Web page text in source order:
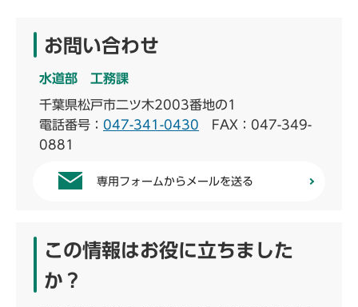
お問い合わせ
水道部 工務課
千葉県松戸市二ツ木2003番地の1
電話番号： 047-341-0430 FAX：047-349-
0881
専用フォームからメールを送る
この情報はお役に立ちました
か？